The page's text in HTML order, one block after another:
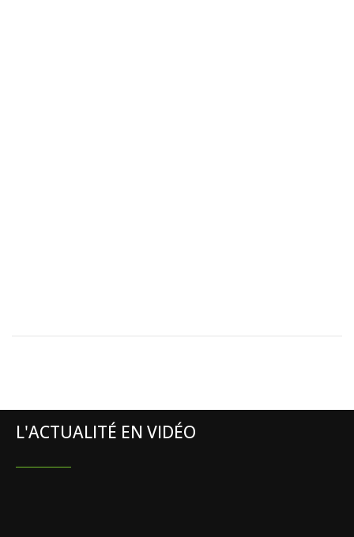
L'ACTUALITÉ EN VIDÉO